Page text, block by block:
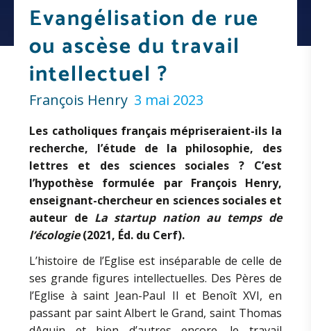
Evangélisation de rue
ou ascèse du travail
intellectuel ?
François Henry 3 mai 2023
Les catholiques français mépriseraient-ils la
recherche, l’étude de la philosophie, des
lettres et des sciences sociales ? C’est
l’hypothèse formulée par François Henry,
enseignant-chercheur en sciences sociales et
auteur de La startup nation au temps de
l’écologie(2021, Éd. du Cerf).
L’histoire de l’Eglise est inséparable de celle de
ses grande figures intellectuelles. Des Pères de
l’Eglise à saint Jean-Paul II et Benoît XVI, en
passant par saint Albert le Grand, saint Thomas